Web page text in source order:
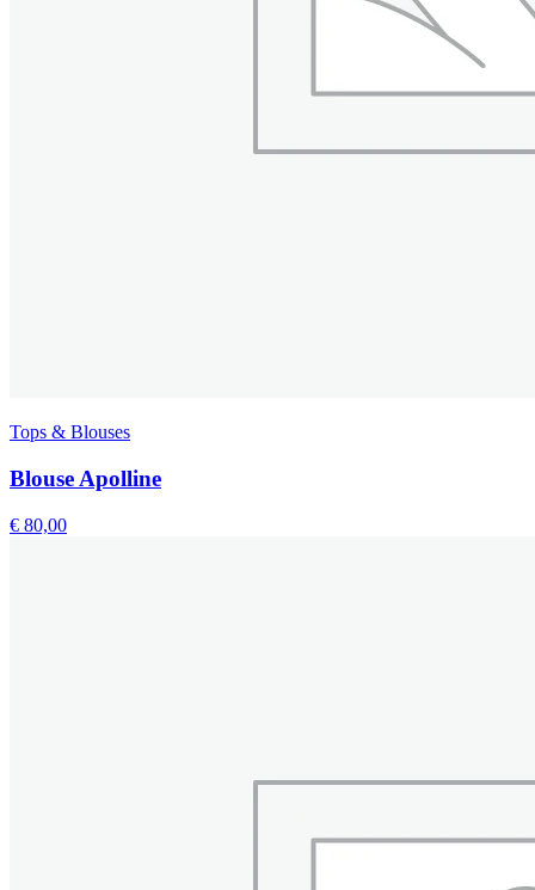
Tops & Blouses
Blouse Apolline
€ 80,00